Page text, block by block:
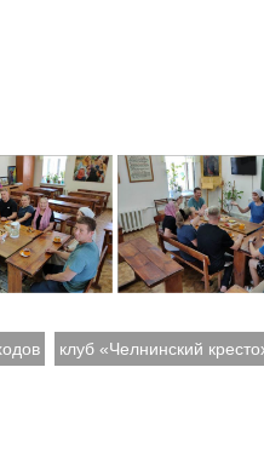
клуб «Челнинский